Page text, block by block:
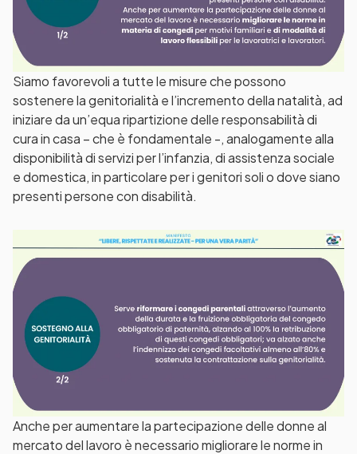
Siamo favorevoli a tutte le misure che possono
sostenere la genitorialità e l’incremento della natalità, ad
iniziare da un’equa ripartizione delle responsabilità di
cura in casa – che è fondamentale -, analogamente alla
disponibilità di servizi per l’infanzia, di assistenza sociale
e domestica, in particolare per i genitori soli o dove siano
presenti persone con disabilità.
Anche per aumentare la partecipazione delle donne al
mercato del lavoro è necessario migliorare le norme in